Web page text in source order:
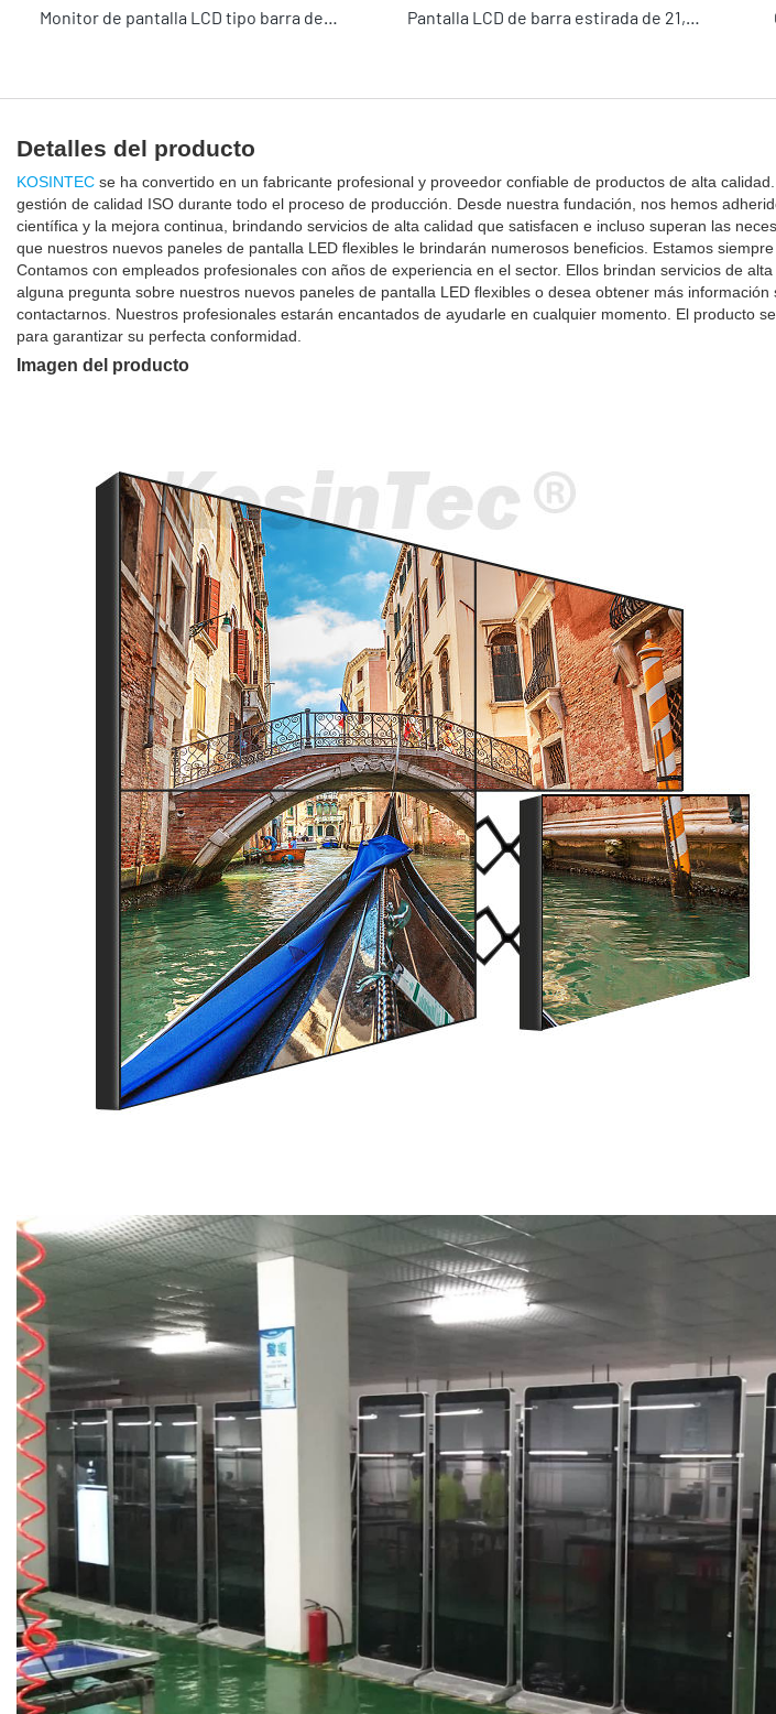
Monitor de pantalla LCD tipo barra de 8,8 pulgadas, pantallas comerciales, equipo de reproducción de publicidad con sistema Android para tienda Pantalla LCD de barra estirada de 21,2 pulgadas de grado comercial Kosintec para promoción de estantería de tienda, pantalla LCD con sistema Wi-Fi Android
Detalles del producto
KOSINTEC se ha convertido en un fabricante profesional y proveedor confiable de productos de alta
gestión de calidad ISO durante todo el proceso de producción. Desde nuestra fundación, nos hemos
científica y la mejora continua, brindando servicios de alta calidad que satisfacen e incluso superan las
que nuestros nuevos paneles de pantalla LED flexibles le brindarán numerosos beneficios. Estamos
Contamos con empleados profesionales con años de experiencia en el sector. Ellos brindan servicios de
alguna pregunta sobre nuestros nuevos paneles de pantalla LED flexibles o desea obtener más
contactarnos. Nuestros profesionales estarán encantados de ayudarle en cualquier momento. El producto
para garantizar su perfecta conformidad.
Imagen del producto